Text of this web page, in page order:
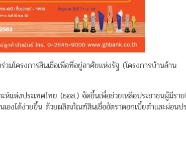
วมโครงการสินเชื่อเพื่อที่อยู่อาศัยแห่งรัฐ (โครงการบ้านล้าน
แห่งประเทศไทย (ธอส.) จัดขึ้นเพื่อช่วยเหลือประชาชนผู้มีรา
เองได้ง่ายขึ้น ด้วยผลิตภัณฑ์สินเชื่ออัตราดอกเบี้ยต่ำและผ่อนป